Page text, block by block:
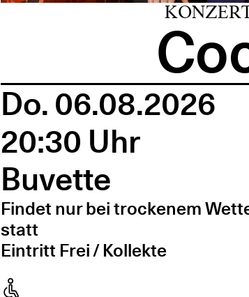
Do. 06.08.2026
20:30 Uhr
Buvette
Findet nur bei trockenem
statt
Eintritt Frei / Kollekte